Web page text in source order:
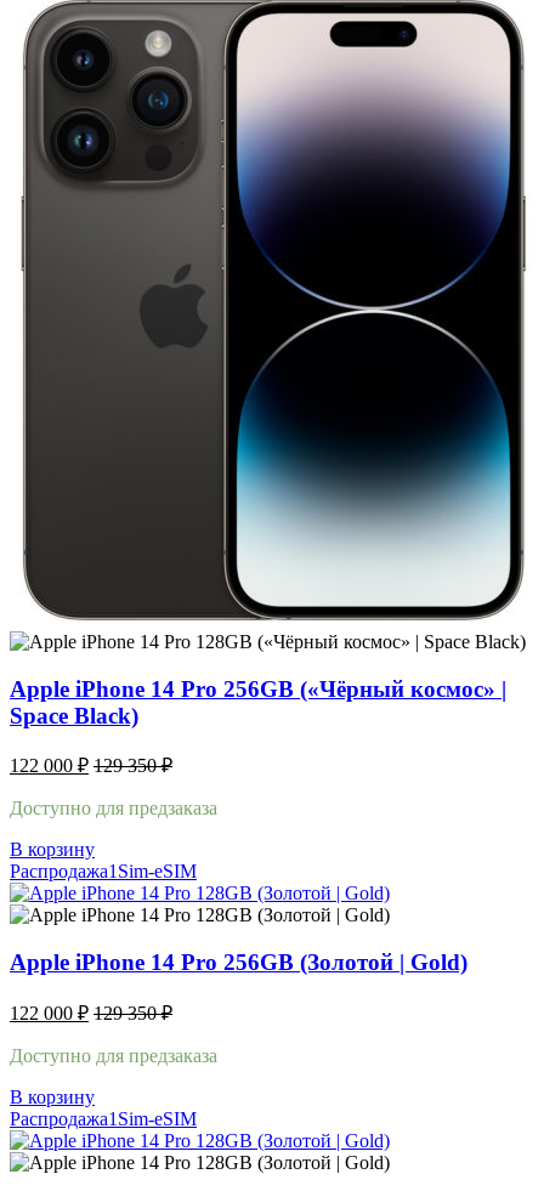
Apple iPhone 14 Pro 256GB («Чёрный космос» |
Space Black)
122 000 ₽ 129 350₽
Доступно для предзаказа
В корзину
Распродажа1Sim-eSIM
Apple iPhone 14 Pro 256GB (Золотой | Gold)
122 000 ₽ 129 350₽
Доступно для предзаказа
В корзину
Распродажа1Sim-eSIM